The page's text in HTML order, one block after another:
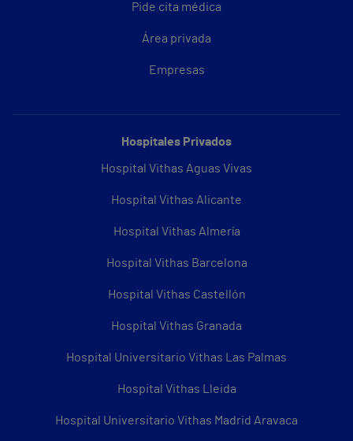
Pide cita médica
Área privada
Empresas
Hospitales Privados
Hospital Vithas Aguas Vivas
Hospital Vithas Alicante
Hospital Vithas Almería
Hospital Vithas Barcelona
Hospital Vithas Castellón
Hospital Vithas Granada
Hospital Universitario Vithas Las Palmas
Hospital Vithas Lleida
Hospital Universitario Vithas Madrid Aravaca